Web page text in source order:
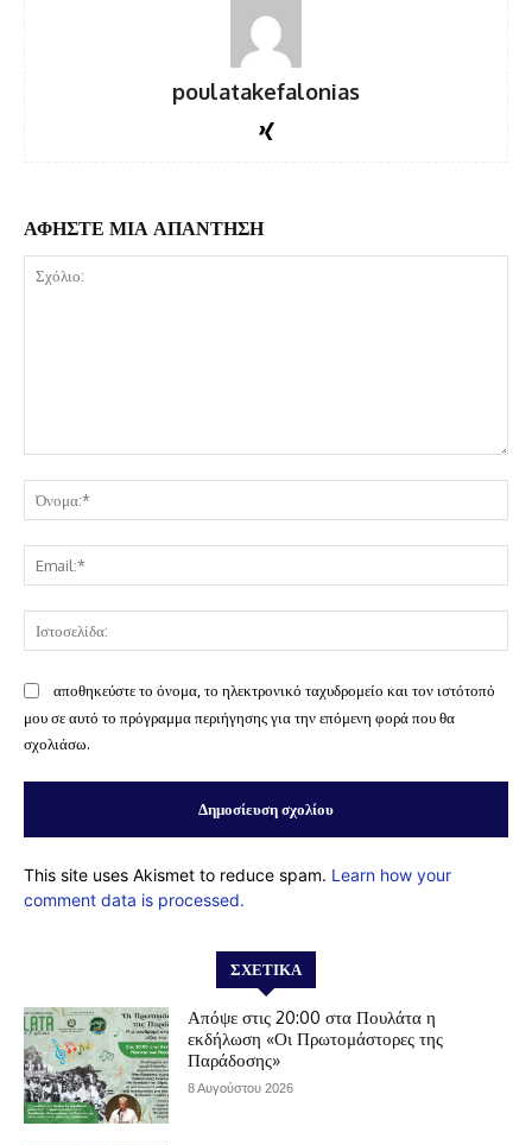
poulatakefalonias
ΑΦΗΣΤΕ ΜΙΑ ΑΠΑΝΤΗΣΗ
αποθηκεύστε το όνομα, το ηλεκτρονικό ταχυδρομείο και τον ιστότοπό
μου σε αυτό το πρόγραμμα περιήγησης για την επόμενη φορά που θα
σχολιάσω.
This site uses Akismet to reduce spam. Learn how your
comment data is processed.
ΣΧΕΤΙΚΆ
Απόψε στις 20:00 στα Πουλάτα η
εκδήλωση «Οι Πρωτομάστορες της
Παράδοσης»
8 Αυγούστου 2026